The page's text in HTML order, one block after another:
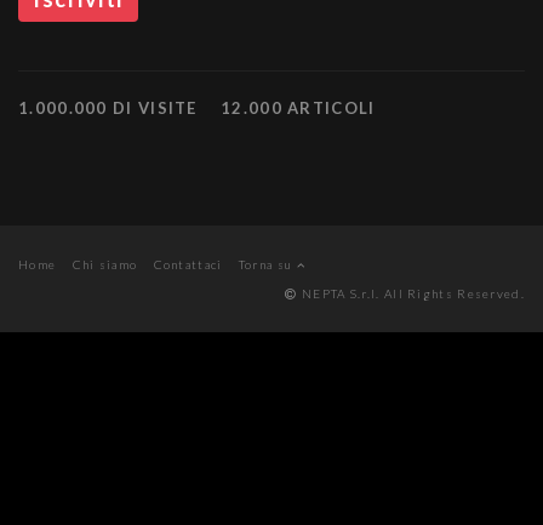
1.000.000 DI VISITE 12.000 ARTICOLI
Home Chi siamo Contattaci
Torna su
NEPTA S.r.l. All Rights Reserved.